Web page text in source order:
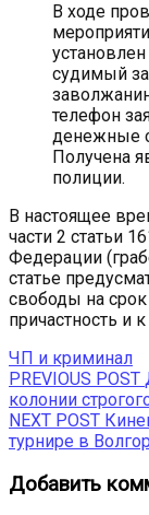
В ходе
судимый
телефон
денежные
Получена
полиции.
В настоящее
части 2 статьи
Федерации
статье
свободы на
причастность и
ЧП и криминал
Навигация
по
записям
PREVIOUS POST
колонии
NEXT POST Next
post:
турнире в
Добавить